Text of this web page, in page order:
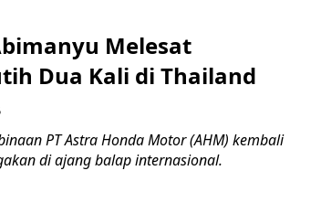
Melesat
Dua Kali di Thailand
binaan PT Astra Honda Motor (AHM) kembali
di ajang balap internasional.